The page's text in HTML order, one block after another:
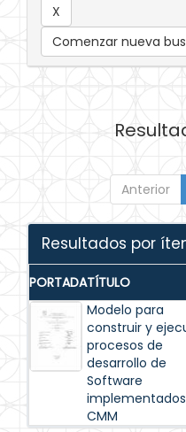
Comenzar nueva
Anterior
Resultados por
PORTADATÍTULO
Modelo para
construir y
procesos de
desarrollo de
Software
CMM